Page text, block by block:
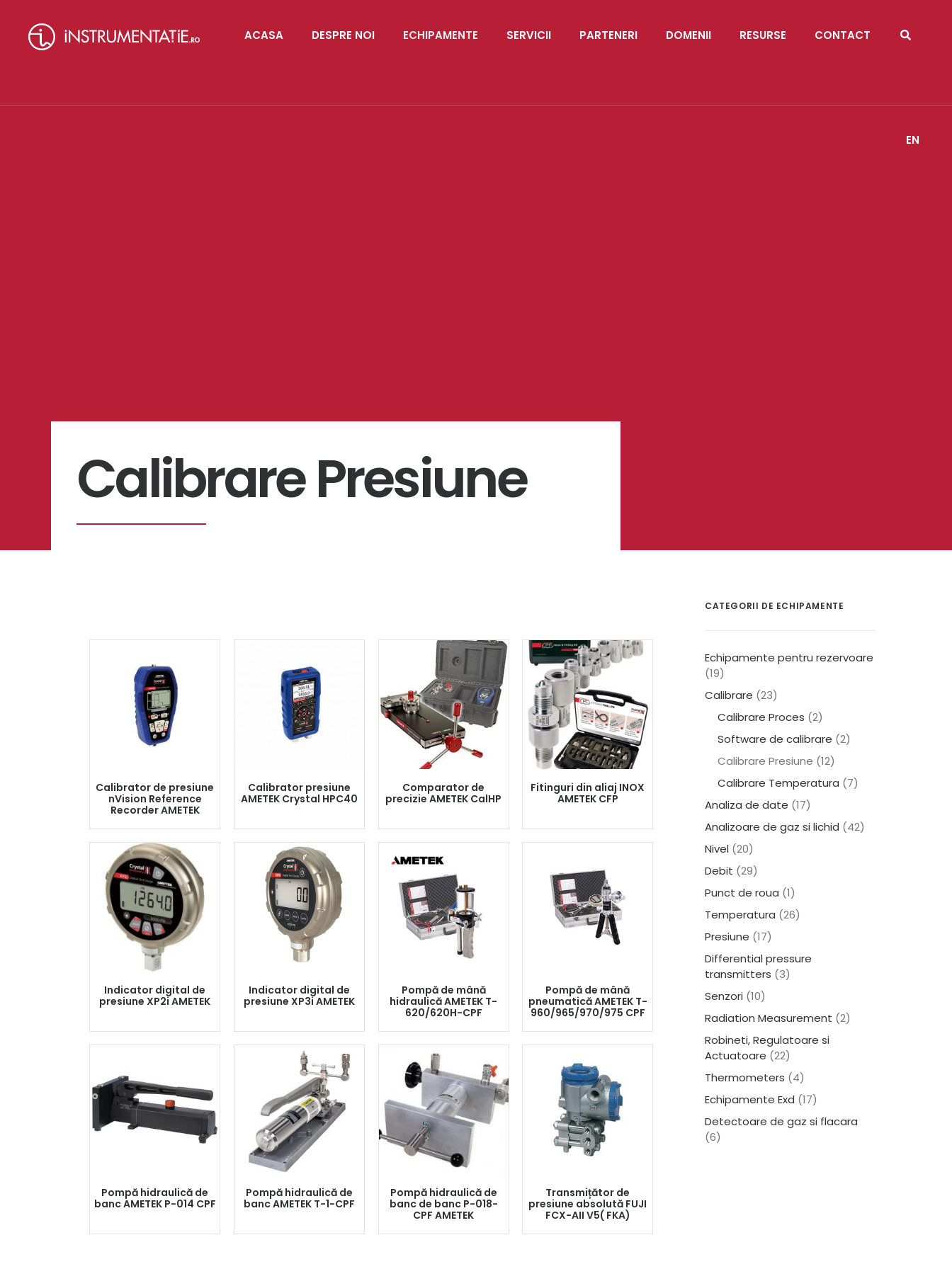
ACASA DESPRE NOI ECHIPAMENTE SERVICII PARTENERI DOMENII RESURSE CONTACT
EN
Calibrare Presiune
Calibrator de presiune
nVision Reference
Recorder AMETEK
Calibrator presiune
AMETEK Crystal HPC40
Comparator de
precizie AMETEK CalHP
Fitinguri din aliaj INOX
AMETEK CFP
Indicator digital de
presiune XP2i AMETEK
Indicator digital de
presiune XP3i AMETEK
Pompă de mână
hidraulică AMETEK T-
620/620H-CPF
Pompă de mână
pneumatică AMETEK T-
960/965/970/975 CPF
Pompă hidraulică de
banc AMETEK P-014 CPF
Pompă hidraulică de
banc AMETEK T-1-CPF
Pompă hidraulică de
banc de banc P-018-
CPF AMETEK
Transmițător de
presiune absolută FUJI
FCX-AII V5( FKA)
CATEGORII DE ECHIPAMENTE
Echipamente pentru rezervoare
(19)
Calibrare (23)
Calibrare Proces (2)
Software de calibrare (2)
Calibrare Presiune (12)
Calibrare Temperatura (7)
Analiza de date (17)
Analizoare de gaz si lichid (42)
Nivel (20)
Debit (29)
Punct de roua (1)
Temperatura (26)
Presiune (17)
Differential pressure
transmitters (3)
Senzori (10)
Radiation Measurement (2)
Robineti, Regulatoare si
Actuatoare (22)
Thermometers (4)
Echipamente Exd (17)
Detectoare de gaz si flacara
(6)